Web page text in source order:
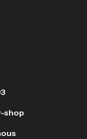
– BIOTECHUSA
– Scitec Nutrition
shop